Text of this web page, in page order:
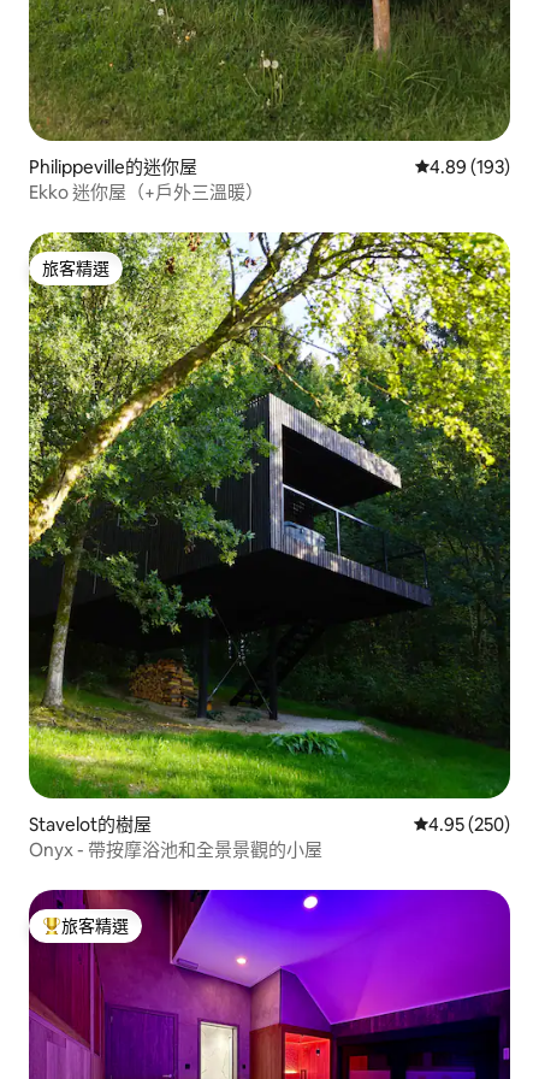
Philippeville的迷你屋 從 193 則評價
4.89 (193)
Ekko 迷你屋（+戶外三溫暖）
旅客精選
旅客精選
Stavelot的樹屋 從 250 則評價
4.95 (250)
Onyx - 帶按摩浴池和全景景觀的小屋
旅客精選榜首
旅客精選